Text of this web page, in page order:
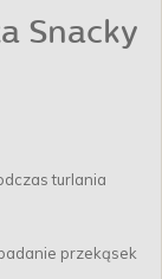
Snacky
turlania
przekąsek